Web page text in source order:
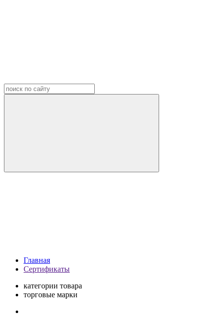
Главная
Сертификаты
категории товара
торговые марки